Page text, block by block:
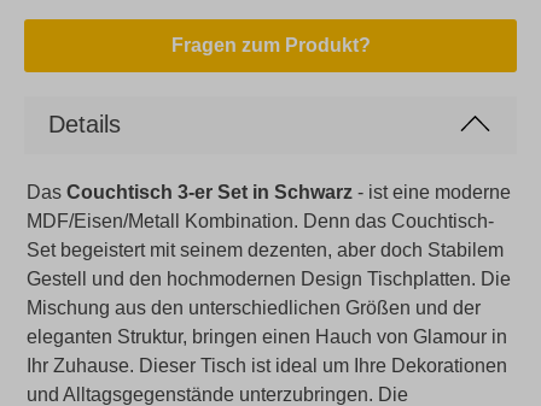
Fragen zum Produkt?
Details
Das Couchtisch 3-er Set in Schwarz - ist eine moderne
MDF/Eisen/Metall Kombination. Denn das Couchtisch-
Set begeistert mit seinem dezenten, aber doch Stabilem
Gestell und den hochmodernen Design Tischplatten. Die
Mischung aus den unterschiedlichen Größen und der
eleganten Struktur, bringen einen Hauch von Glamour in
Ihr Zuhause. Dieser Tisch ist ideal um Ihre Dekorationen
und Alltagsgegenstände unterzubringen. Die